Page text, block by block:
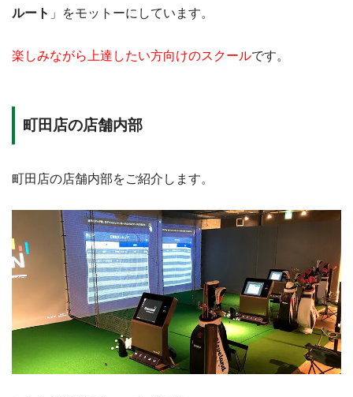
ルート 」をモットーにしています。
楽しみながら上達したい方向けのスクールです。
町田店の店舗内部
町田店の店舗内部をご紹介します。